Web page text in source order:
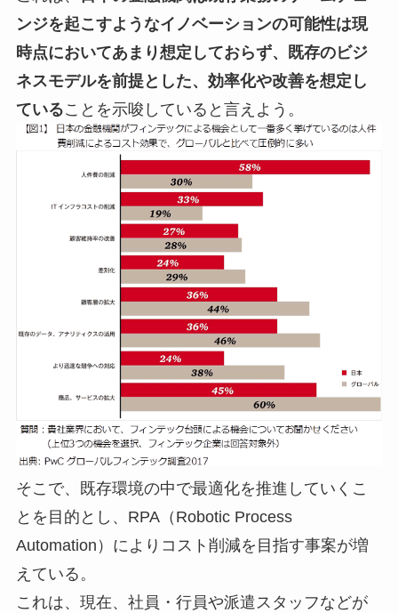
ンジを起こすようなイノベーションの可能性は現
時点においてあまり想定しておらず、既存のビジ
ネスモデルを前提とした、効率化や改善を想定し
ていることを示唆していると言えよう。
そこで、既存環境の中で最適化を推進していくこ
とを目的とし、RPA（Robotic Process
Automation）によりコスト削減を目指す事案が増
えている。
これは、現在、社員・行員や派遣スタッフなどが